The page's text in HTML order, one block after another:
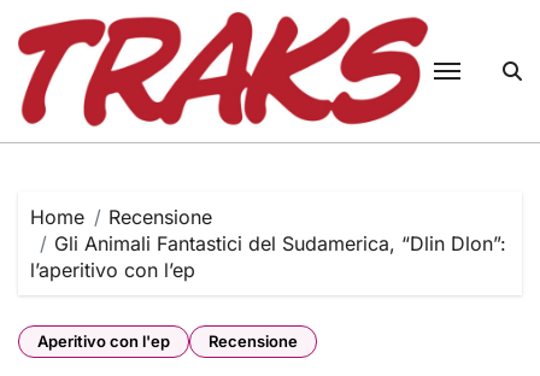
content
Home
Recensione
Gli Animali Fantastici del Sudamerica, “Dlin Dlon”:
l’aperitivo con l’ep
Aperitivo con l'ep Recensione